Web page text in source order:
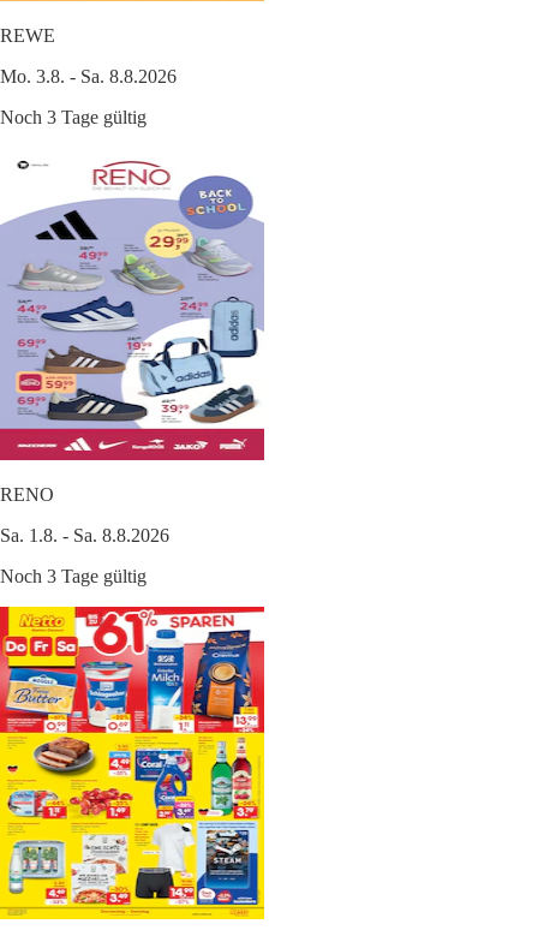
REWE
Mo. 3.8. - Sa. 8.8.2026
Noch 3 Tage gültig
RENO
Sa. 1.8. - Sa. 8.8.2026
Noch 3 Tage gültig